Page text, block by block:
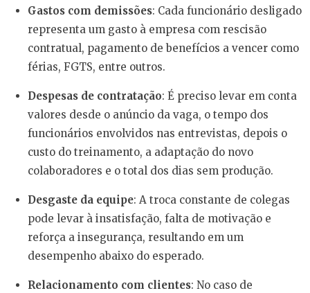
Gastos com demissões: Cada funcionário desligado
representa um gasto à empresa com rescisão
contratual, pagamento de benefícios a vencer como
férias, FGTS, entre outros.
Despesas de contratação: É preciso levar em conta
valores desde o anúncio da vaga, o tempo dos
funcionários envolvidos nas entrevistas, depois o
custo do treinamento, a adaptação do novo
colaboradores e o total dos dias sem produção.
Desgaste da equipe: A troca constante de colegas
pode levar à insatisfação, falta de motivação e
reforça a insegurança, resultando em um
desempenho abaixo do esperado.
Relacionamento com clientes: No caso de